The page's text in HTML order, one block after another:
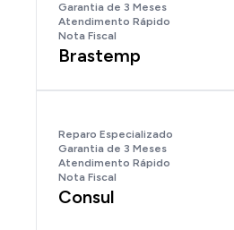
Garantia de 3 Meses
Atendimento Rápido
Nota Fiscal
Brastemp
Reparo Especializado
Garantia de 3 Meses
Atendimento Rápido
Nota Fiscal
Consul